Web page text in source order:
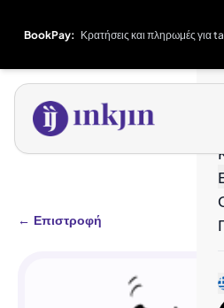
BookPay: Κρατήσεις και πληρωμές
← Επιστροφή